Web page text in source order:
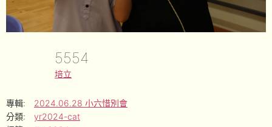
5554
培立
專輯:
2024.06.28 小六惜別會
分類:
yr2024-cat